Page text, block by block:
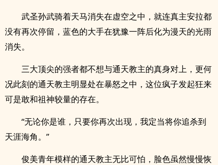
武圣孙武骑着天马消失在虚空之中，就连真主安拉都
没有再次停留，蓝色的大手在犹豫一阵后化为漫天的光雨
消失。
三大顶尖的强者都不想与通天教主的真身对上，更何
况此刻的通天教主明显处在暴怒之中，这位疯子发起狂来
可是敢和祖神较量的存在。
“无论你是谁，只要你再次出现，我定当将你追杀到
天涯海角。”
俊美青年模样的通天教主无比可怕，脸色虽然慢慢恢